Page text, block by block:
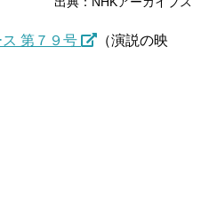
第７９号
（演説の映